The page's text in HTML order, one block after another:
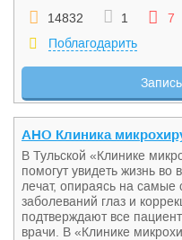
14832 1
7
Поблагодарить
АНО Клиника
В Тульской «Клинике
помогут увидеть жизнь
лечат, опираясь на
заболеваний глаз и
подтверждают все
врачи. В «Клинике